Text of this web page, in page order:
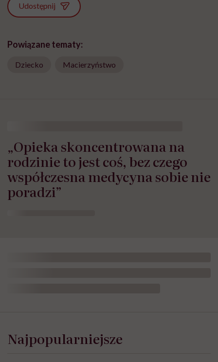
Udostępnij
Powiązane tematy:
Dziecko Macierzyństwo
„Opieka skoncentrowana na
rodzinie to jest coś, bez czego
współczesna medycyna sobie nie
poradzi”